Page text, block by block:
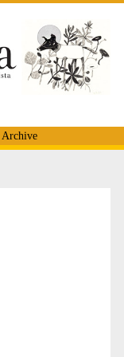
Archive